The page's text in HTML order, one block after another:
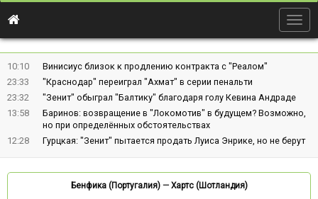
10:10
Винисиус близок к продлению контракта с "Реалом"
23:33
"Краснодар" переиграл "Ахмат" в серии пенальти
23:32
"Зенит" обыграл "Балтику" благодаря голу Кевина Андраде
13:58
Баринов: возвращение в "Локомотив" в будущем? Возможно,
но при определённых обстоятельствах
12:28
Гурцкая: "Зенит" пытается продать Луиса Энрике, но не берут
Бенфика (Португалия)— Хартс (Шотландия)